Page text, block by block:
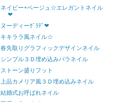
ネイビー+ベージュ☆エレガントネイル
❤
ヌーディーｸﾞﾗﾃﾞ❤
キキララ風ネイル☆
春先取りグラフィックデザインネイル
シンプル３Ｄ埋め込みバラネイル
ストーン盛りフット
上品カメリア風３Ｄ埋め込みネイル
結婚式お呼ばれネイル